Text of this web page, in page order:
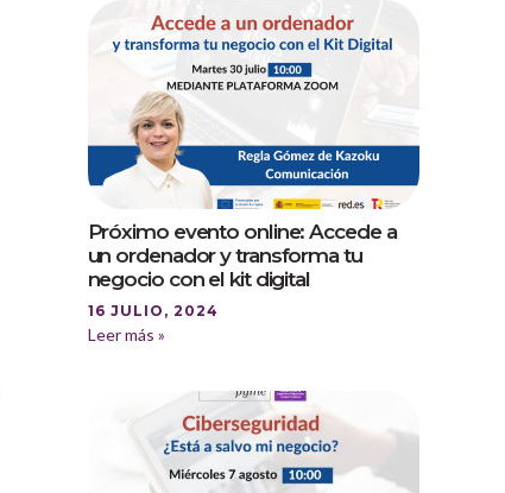
Próximo evento online: Accede a
un ordenador y transforma tu
negocio con el kit digital
16 JULIO, 2024
Leer más »